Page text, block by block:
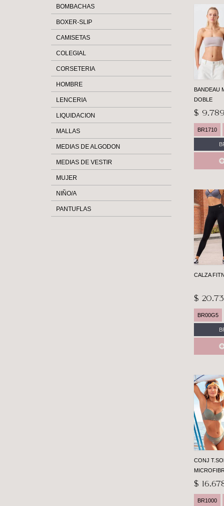
BOMBACHAS
BOXER-SLIP
CAMISETAS
COLEGIAL
CORSETERIA
HOMBRE
LENCERIA
LIQUIDACION
MALLAS
MEDIAS DE ALGODON
MEDIAS DE VESTIR
MUJER
NIÑO/A
PANTUFLAS
BANDEAU
DOBLE
$
BR1710
CALZA
$
BR00G5
CONJ
$
BR1000